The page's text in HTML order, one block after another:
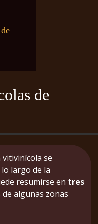
de
se
largo de la
resumirse en tres
de algunas zonas